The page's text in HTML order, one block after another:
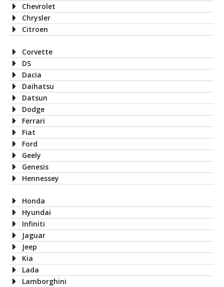
Chevrolet
Chrysler
Citroen
Corvette
DS
Dacia
Daihatsu
Datsun
Dodge
Ferrari
Fiat
Ford
Geely
Genesis
Hennessey
Honda
Hyundai
Infiniti
Jaguar
Jeep
Kia
Lada
Lamborghini